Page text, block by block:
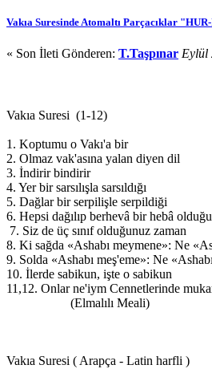
Vakıa Suresinde Atomaltı Parçacıklar
« Son İleti Gönderen: T.Taşpınar Eylül
Vakıa Suresi (1-12)
1. Koptumu o Vakı'a bir
2. Olmaz vak'asına yalan
3. İndirir bindirir
4. Yer bir sarsılışla
5. Dağlar bir serpilişle
6. Hepsi dağılıp berhevâ bir
7. Siz de üç sınıf olduğunuz
8. Ki sağda «Ashabı meymene»:
9. Solda «Ashabı meş'eme»: Ne
10. İlerde sabikun, işte o
11,12. Onlar ne'iym Cennetlerinde
(Elmalılı Meali)
Vakıa Suresi ( Arapça - Latin harfli )